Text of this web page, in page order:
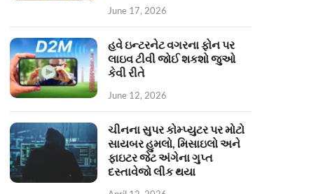
June 17, 2026
હવે ઇન્ટરનેટ વગરના ફોન પર
લાઇવ ટીવી જોઈ શકશો જુઓ
કેવી રીતે
June 12, 2026
ચીનના સુપર કોમ્પ્યુટર પર મોટો
સાયબર હુમલો, મિસાઇલો અને
ફાઇટર જેટ અંગેના ગુપ્ત
દસ્તાવેજો લીક થયા